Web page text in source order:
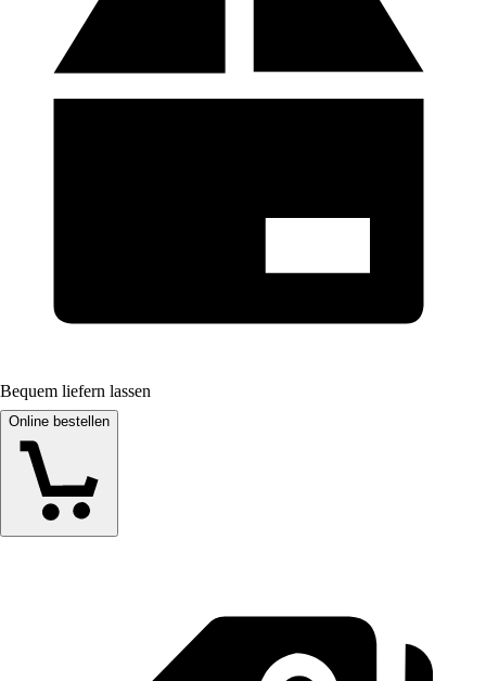
Bequem liefern lassen
Online bestellen